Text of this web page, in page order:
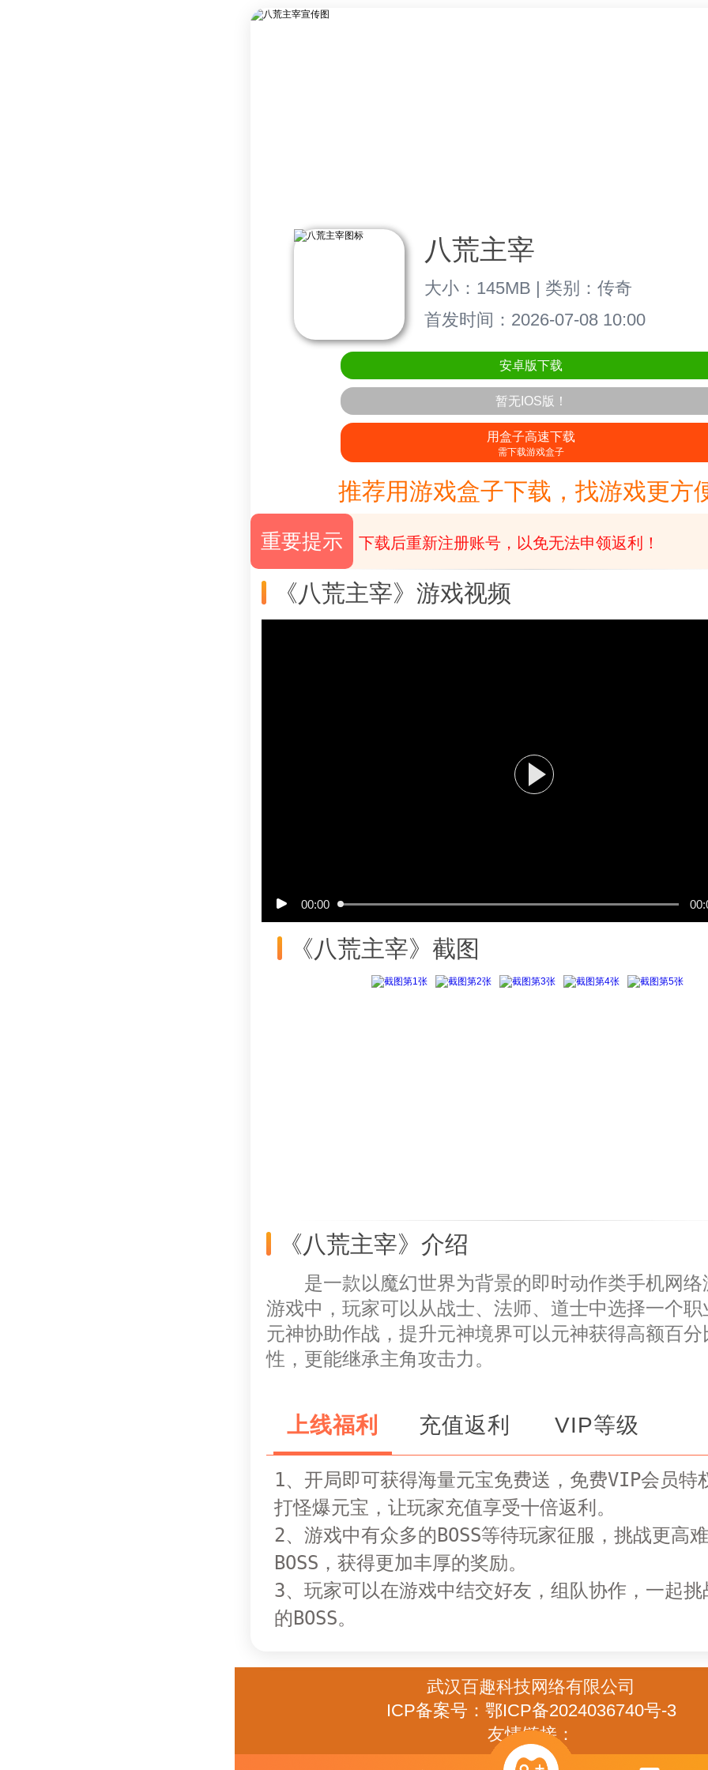
八荒主宰
大小：145MB | 类别：传奇
首发时间：2026-07-08 10:00
安卓版下载
暂无IOS版！
用盒子高速下载
需下载游戏盒子
推荐用游戏盒子下载，找游戏更方
重要提示 下载后重新注册账号，以免无法申领返利！
《八荒主宰》游戏视频
00:00
《八荒主宰》截图
《八荒主宰》介绍
是一款以魔幻世界为背景的即时动作类手机网络
游戏中，玩家可以从战士、法师、道士中选择一个职
元神协助作战，提升元神境界可以元神获得高额百分
性，更能继承主角攻击力。
上线福利 充值返利 VIP等级
1、开局即可获得海量元宝免费送，免费VIP会员特
打怪爆元宝，让玩家充值享受十倍返利。
2、游戏中有众多的BOSS等待玩家征服，挑战更高
BOSS，获得更加丰厚的奖励。
3、玩家可以在游戏中结交好友，组队协作，一起
的BOSS。
武汉百趣科技网络有限公司
ICP备案号：鄂ICP备2024036740号-3
友情链接：